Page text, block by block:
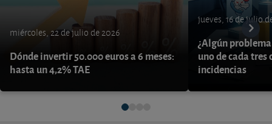
miércoles, 22 de julio de 2026
Dónde invertir 50.000 euros a 6 meses:
hasta un 4,2% TAE
jueves, 16 de julio
¿Algún problema
uno de cada
incidencias